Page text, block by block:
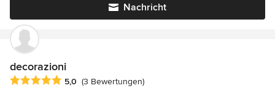
Nachricht
decorazioni
Durchschnittliche Bewertung: 5 von 5 Sternen
5,0 (3 Bewertungen)